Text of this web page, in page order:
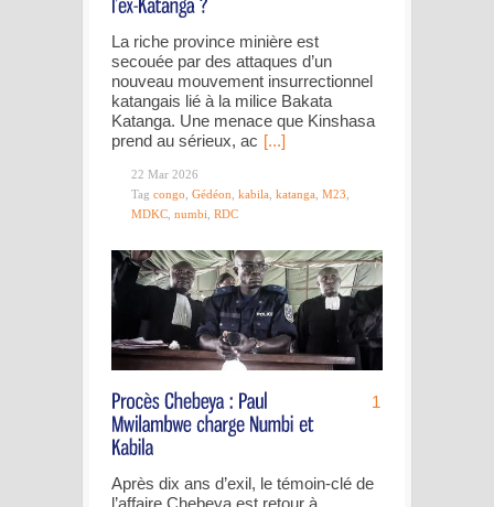
La riche province minière est
secouée par des attaques d’un
nouveau mouvement insurrectionnel
katangais lié à la milice Bakata
Katanga. Une menace que Kinshasa
prend au sérieux, ac [...]
22 Mar 2026
Tag congo Gédéon kabila katanga M23
MDKC numbi RDC
1
Après dix ans d’exil, le témoin-clé de
l’affaire Chebeya est retour à